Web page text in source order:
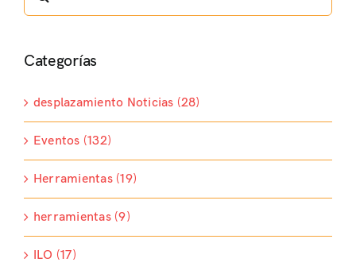
Categorías
desplazamiento Noticias (28)
Eventos (132)
Herramientas (19)
herramientas (9)
ILO (17)